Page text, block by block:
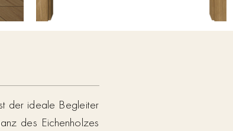
der ideale Begleiter
des Eichenholzes